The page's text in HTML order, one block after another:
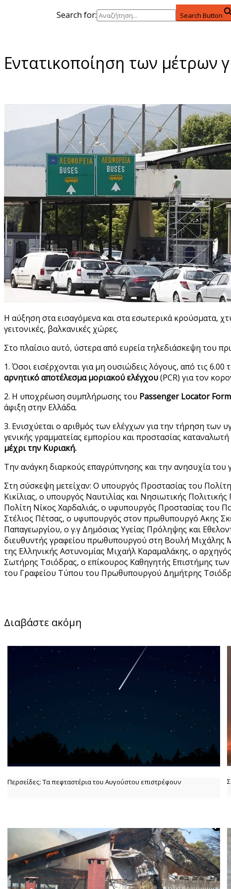
Search for: Search Button
Εντατικοποίηση των μέτρων
Η αύξηση στα εισαγόμενα και στα εσωτερικά κρούσματα,
γειτονικές, βαλκανικές χώρες.
Στο πλαίσιο αυτό, ύστερα από ευρεία τηλεδιάσκεψη του
1. Όσοι εισέρχονται για μη ουσιώδεις λόγους, από τις
αρνητικό αποτέλεσμα μοριακού ελέγχου(PCR) για τον
2. Η υποχρέωση συμπλήρωσης του Passenger Locator Form
άφιξη στην Ελλάδα.
3. Ενισχύεται ο αριθμός των ελέγχων για την τήρηση των
γενικής γραμματείας εμπορίου και προστασίας
μέχρι την Κυριακή.
Την ανάγκη διαρκούς επαγρύπνησης και την ανησυχία
Στη σύσκεψη μετείχαν: Ο υπουργός Προστασίας του
Κικίλιας, ο υπουργός Ναυτιλίας και Νησιωτικής
Πολίτη Νίκος Χαρδαλιάς, ο υφυπουργός Προστασίας του
Στέλιος Πέτσας, ο υφυπουργός στον πρωθυπουργό Ακης
Παπαγεωργίου, ο γ.γ Δημόσιας Υγείας Πρόληψης και
διευθυντής γραφείου πρωθυπουργού στη Βουλή
της Ελληνικής Αστυνομίας Μιχαήλ Καραμαλάκης, ο
Σωτήρης Τσιόδρας, ο επίκουρος Καθηγητής Επιστήμης
του Γραφείου Τύπου του Πρωθυπουργού Δημήτρης
Διαβάστε ακόμη
Περσείδες: Τα πεφταστέρια του Αυγούστου επιστρέφουν